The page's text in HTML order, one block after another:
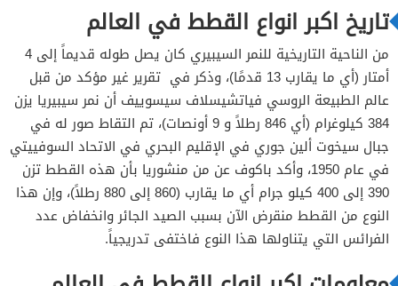
تاريخ اكبر انواع القطط في العالم
من الناحية التاريخية للنمر السيبيري كان يصل طوله قديماً إلى 4
أمتار (أي ما يقارب 13 قدمًا)، وذكر في تقرير غير مؤكد من قبل
عالم الطبيعة الروسي فياتشيسلاف سيسوييف أن نمر سيبيريا يزن
384 كيلوغرام (أي 846 رطلاً و 9 أونصات)، تم التقاط صور له في
جبال سيخوت ألين جوري في الإقليم البحري في الاتحاد السوفييتي
في عام 1950، وأكد باكوف عن من منشوريا بأن هذه القطط تزن
390 إلى 400 كيلو جرام أي ما يقارب (860 إلى 880 رطلاً)، وإن هذا
النوع من القطط منقرض الآن بسبب الصيد الجائر وانخفاض عدد
الفرائس التي يتناولها هذا النوع فاختفى تدريجياً.